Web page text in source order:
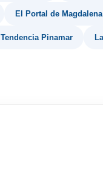
El Portal de Magdalena
Tendencia Pinamar